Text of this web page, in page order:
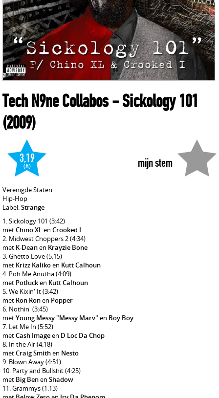
Tech N9ne Collabos- Sickology 101
(2009)
mijn stem
3,19
(8)
Verenigde Staten
Hip-Hop
Label:Strange
Sickology 101 (3:42)
metChino XLen Crooked I
Midwest Choppers 2(4:34)
met K-Deanen Krayzie Bone
Ghetto Love(5:15)
met Krizz Kalikoen Kutt Calhoun
Poh Me Anutha(4:09)
met Potlucken Kutt Calhoun
We Kixin' It(3:42)
met Ron Ronen Popper
Nothin' (3:45)
metYoung Messy "Messy Marv" en Boy Boy
Let Me In (5:52)
metCash Imageen D Loc Da Chop
In the Air(4:18)
metCraig Smithen Nesto
Blown Away(4:51)
Party and Bullshit(4:25)
met Big Benen Shadow
Grammys(1:13)